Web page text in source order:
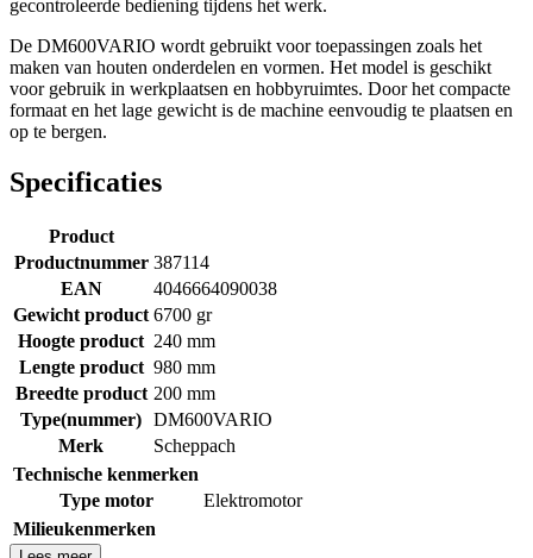
gecontroleerde bediening tijdens het werk.
De DM600VARIO wordt gebruikt voor toepassingen zoals het
maken van houten onderdelen en vormen. Het model is geschikt
voor gebruik in werkplaatsen en hobbyruimtes. Door het compacte
formaat en het lage gewicht is de machine eenvoudig te plaatsen en
op te bergen.
Specificaties
Product
Productnummer 387114
EAN
4046664090038
Gewicht product 6700 gr
Hoogte product 240 mm
Lengte product 980 mm
Breedte product 200 mm
Type(nummer) DM600VARIO
Merk
Scheppach
Technische kenmerken
Type motor
Elektromotor
Milieukenmerken